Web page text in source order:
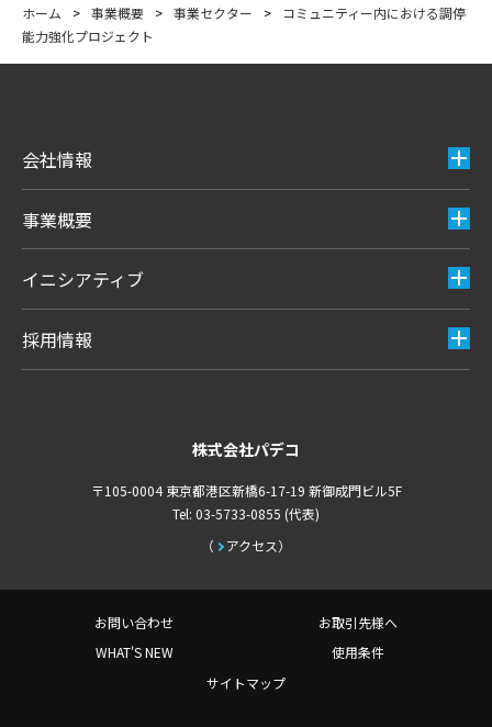
ホーム > 事業概要 > 事業セクター >
コミュニティー内における調停
能力強化プロジェクト
会社情報
事業概要
イニシアティブ
採用情報
株式会社パデコ
〒105-0004 東京都港区新橋6-17-19 新御成門ビル5F
アクセス
Tel: 03-5733-0855 (代表)
お問い合わせ
お取引先様へ
WHAT'S NEW
使用条件
サイトマップ